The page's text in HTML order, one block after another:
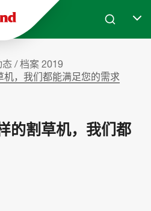
Skip to main content Search
态
档案 2019
，我们都能满足您的需求
的割草机，我们都